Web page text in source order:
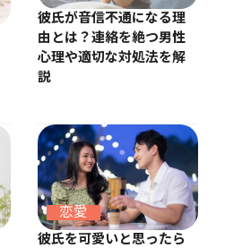
彼氏が音信不通になる理
由とは？連絡を絶つ男性
心理や適切な対処法を解
説
恋愛
彼氏を可愛いと思ったら